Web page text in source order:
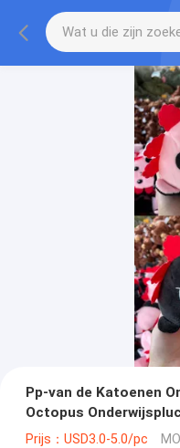
Pp-van de Katoenen
Octopus
Prijs：USD3.0-5.0/pc